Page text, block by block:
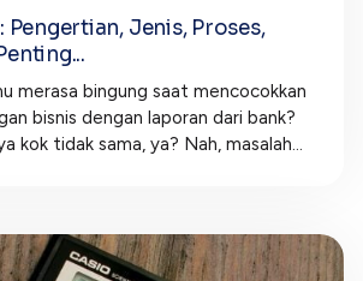
Pengertian, Jenis, Proses,
merasa bingung saat mencocokkan
bisnis dengan laporan dari bank?
kok tidak sama, ya? Nah, masalah...